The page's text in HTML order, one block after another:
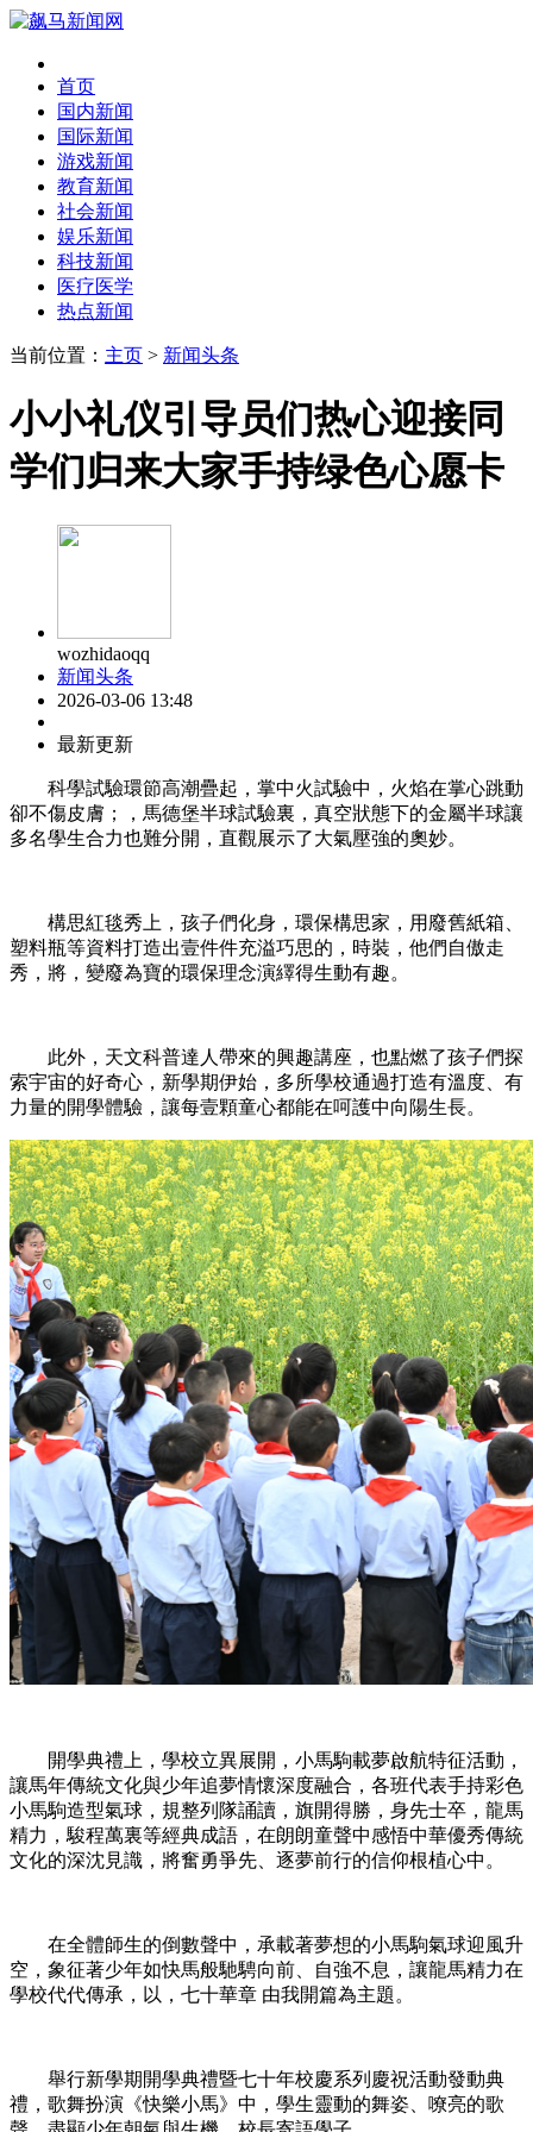
首页
国内新闻
国际新闻
游戏新闻
教育新闻
社会新闻
娱乐新闻
科技新闻
医疗医学
热点新闻
当前位置： 主页 > 新闻头条
小小礼仪引导员们热心迎接同
学们归来大家手持绿色心愿卡
wozhidaoqq
新闻头条
2026-03-06 13:48
最新更新
科學試驗環節高潮疊起，掌中火試驗中，火焰在掌心跳動
卻不傷皮膚；，馬德堡半球試驗裏，真空狀態下的金屬半球讓
多名學生合力也難分開，直觀展示了大氣壓強的奧妙。
構思紅毯秀上，孩子們化身，環保構思家，用廢舊紙箱、
塑料瓶等資料打造出壹件件充溢巧思的，時裝，他們自傲走
秀，將，變廢為寶的環保理念演繹得生動有趣。
此外，天文科普達人帶來的興趣講座，也點燃了孩子們探
索宇宙的好奇心，新學期伊始，多所學校通過打造有溫度、有
力量的開學體驗，讓每壹顆童心都能在呵護中向陽生長。
開學典禮上，學校立異展開，小馬駒載夢啟航特征活動，
讓馬年傳統文化與少年追夢情懷深度融合，各班代表手持彩色
小馬駒造型氣球，規整列隊誦讀，旗開得勝，身先士卒，龍馬
精力，駿程萬裏等經典成語，在朗朗童聲中感悟中華優秀傳統
文化的深沈見識，將奮勇爭先、逐夢前行的信仰根植心中。
在全體師生的倒數聲中，承載著夢想的小馬駒氣球迎風升
空，象征著少年如快馬般馳騁向前、自強不息，讓龍馬精力在
學校代代傳承，以，七十華章 由我開篇為主題。
舉行新學期開學典禮暨七十年校慶系列慶祝活動發動典
禮，歌舞扮演《快樂小馬》中，學生靈動的舞姿、嘹亮的歌